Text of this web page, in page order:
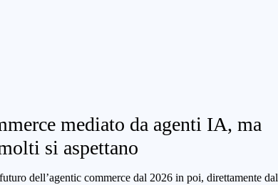
mediato da agenti IA, ma
si aspettano
dell’agentic commerce dal 2026 in poi, direttamente dal